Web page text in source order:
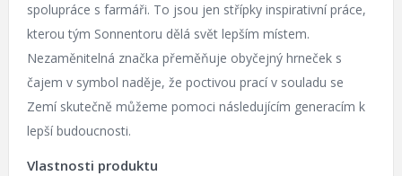
spolupráce s farmáři. To jsou jen střípky inspirativní práce,
kterou tým Sonnentoru dělá svět lepším místem.
Nezaměnitelná značka přeměňuje obyčejný hrneček s
čajem v symbol naděje, že poctivou prací v souladu se
Zemí skutečně můžeme pomoci následujícím generacím k
lepší budoucnosti.
Vlastnosti produktu